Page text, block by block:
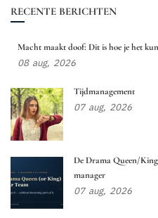
RECENTE BERICHTEN
Macht maakt doof: Dit is hoe je het
08 aug, 2026
Tijdmanagement
07 aug, 2026
De Drama Queen/
manager
07 aug, 2026